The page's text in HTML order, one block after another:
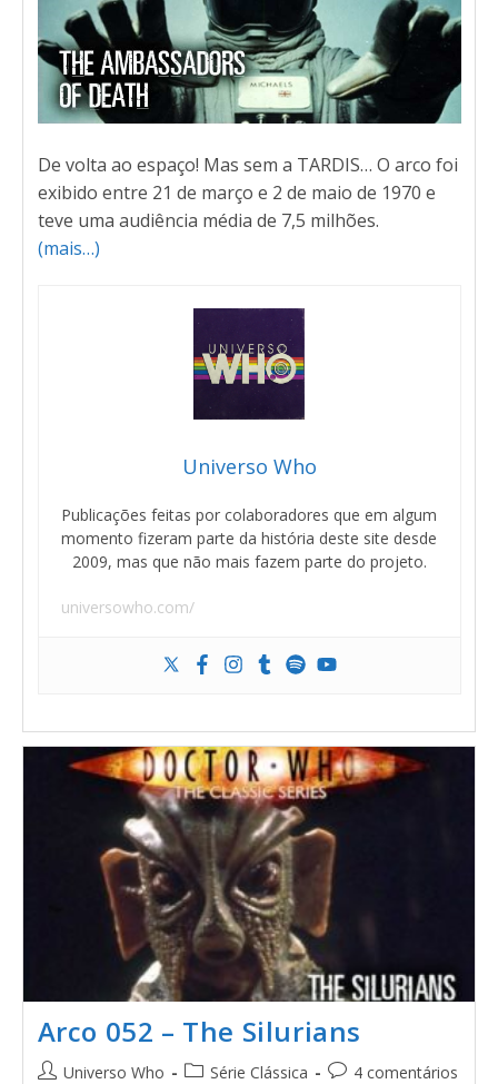
De volta ao espaço! Mas sem a TARDIS… O arco foi
exibido entre 21 de março e 2 de maio de 1970 e
teve uma audiência média de 7,5 milhões.
(mais…)
Universo Who
Publicações feitas por colaboradores que em algum
momento fizeram parte da história deste site desde
2009, mas que não mais fazem parte do projeto.
universowho.com/
Arco 052 – The Silurians
Universo Who Série Clássica 4 comentários